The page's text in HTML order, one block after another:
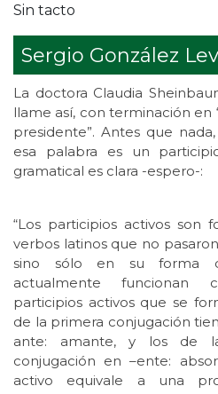
Sin tacto
Sergio González
La doctora Claudia
llame así, con terminación en
presidente”. Antes que
esa palabra es un
gramatical es clara -espero-:
“Los participios activos son
verbos latinos que no
sino sólo en su forma
actualmente funcionan
participios activos que se
de la primera conjugación
ante: amante, y los de
conjugación en –ente:
activo equivale a una